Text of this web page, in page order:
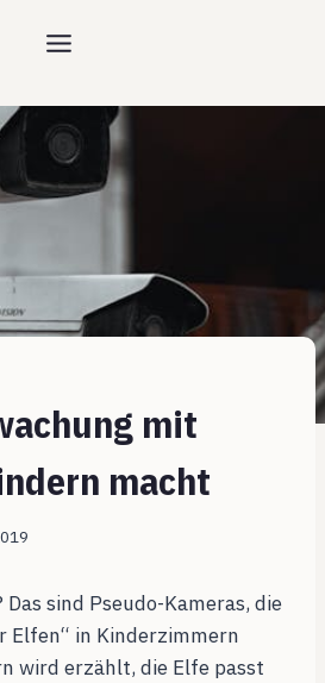
mit
macht
Das sind Pseudo-Kameras, die
Elfen“ in Kinderzimmern
wird erzählt, die Elfe passt